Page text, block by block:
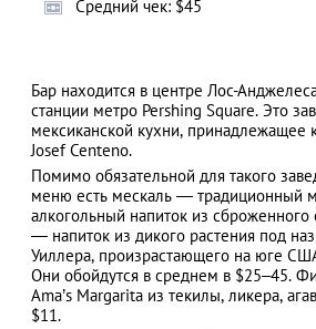
АЗАД
Средний чек: $45
Бар находится в центре Лос-
станции метро Pershing Square. Это
мексиканской кухни, принадлежащее
Josef Centeno.
Помимо обязательной для такого
меню есть мескаль ― традиционный
алкогольный напиток из
― напиток из дикого растения под
Уиллера, произрастающего на юге
Они обойдутся в среднем в $25–45.
Ama’s Margarita из текилы, ликера,
$11.